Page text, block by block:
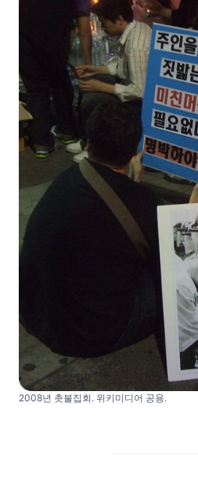
2008년 촛불집회. 위키미디어 공용.